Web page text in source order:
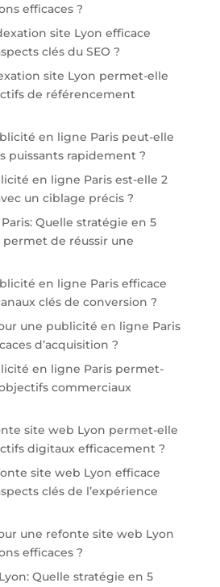
efficaces ?
site Lyon efficace
clés du SEO ?
site Lyon permet-elle
de référencement
en ligne Paris peut-elle
puissants rapidement ?
en ligne Paris est-elle 2
un ciblage précis ?
Quelle stratégie en 5
permet de réussir une
en ligne Paris efficace
clés de conversion ?
une publicité en ligne Paris
d’acquisition ?
en ligne Paris permet-
commerciaux
site web Lyon permet-elle
digitaux efficacement ?
site web Lyon efficace
clés de l’expérience
une refonte site web Lyon
efficaces ?
Quelle stratégie en 5